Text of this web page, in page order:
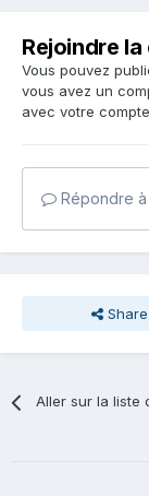
Rejoindre
Vous pouvez
vous avez un
avec votre
Répondre
Share
Aller sur la liste